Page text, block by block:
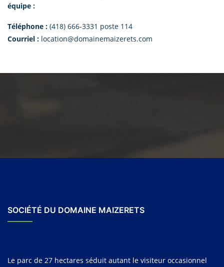
équipe :
Téléphone : (418) 666-3331 poste 114
Courriel : location@domainemaizerets.com
SOCIÉTÉ DU DOMAINE MAIZERETS
Le parc de 27 hectares séduit autant le visiteur occasionnel